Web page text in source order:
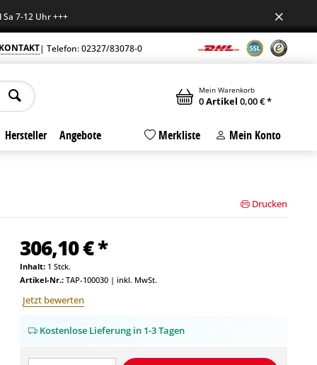
12 Uhr +++
KONTAKT| Telefon: 02327/83078-0
Mein Warenkorb
0Artikel 0,00 € *
Hersteller Angebote Merkliste Mein Konto
Drucken
306,10 € *
Inhalt: 1 Stck.
Artikel-Nr.: TAP-100030| inkl. MwSt.
Jetzt bewerten
Kostenlose Lieferung in 1-3 Tagen